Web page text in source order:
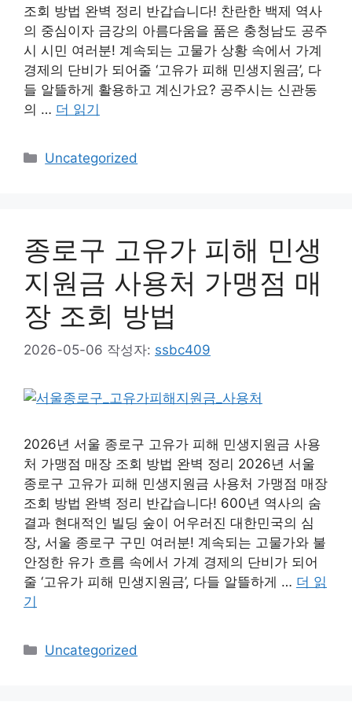
조회 방법 완벽 정리 반갑습니다! 찬란한 백제 역사
의 중심이자 금강의 아름다움을 품은 충청남도 공주
시 시민 여러분! 계속되는 고물가 상황 속에서 가계
경제의 단비가 되어줄 ‘고유가 피해 민생지원금’, 다
들 알뜰하게 활용하고 계신가요? 공주시는 신관동
의 … 더 읽기
카
Uncategorized
종로구 고유가 피해 민생
지원금 사용처 가맹점 매
장 조회 방법
2026-05-06 작성자: ssbc409
2026년 서울 종로구 고유가 피해 민생지원금 사용
처 가맹점 매장 조회 방법 완벽 정리 2026년 서울
종로구 고유가 피해 민생지원금 사용처 가맹점 매장
조회 방법 완벽 정리 반갑습니다! 600년 역사의 숨
결과 현대적인 빌딩 숲이 어우러진 대한민국의 심
장, 서울 종로구 구민 여러분! 계속되는 고물가와 불
안정한 유가 흐름 속에서 가계 경제의 단비가 되어
줄 ‘고유가 피해 민생지원금’, 다들 알뜰하게 … 더 읽
기
카
Uncategorized